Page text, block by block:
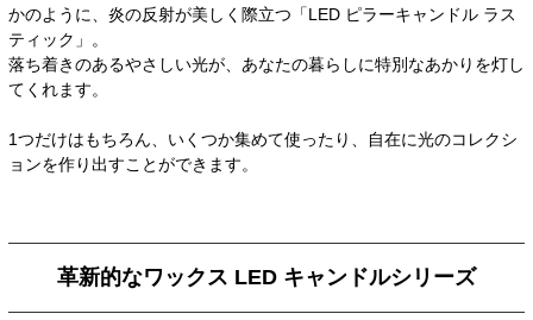
かのように、炎の反射が美しく際立つ「LED ピラーキャンドル ラス
ティック」。
落ち着きのあるやさしい光が、あなたの暮らしに特別なあかりを灯し
てくれます。
1つだけはもちろん、いくつか集めて使ったり、自在に光のコレクシ
ョンを作り出すことができます。
革新的なワックス LED キャンドルシリーズ